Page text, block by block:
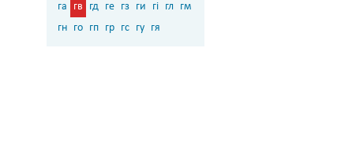
га гв гд ге гз ги гі гл
гм
гн го гп гр гс гу гя